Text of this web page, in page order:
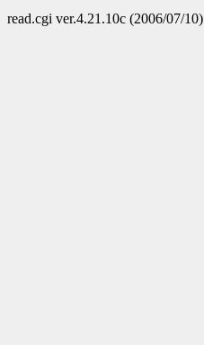
read.cgi ver.4.21.10c (2006/07/10)